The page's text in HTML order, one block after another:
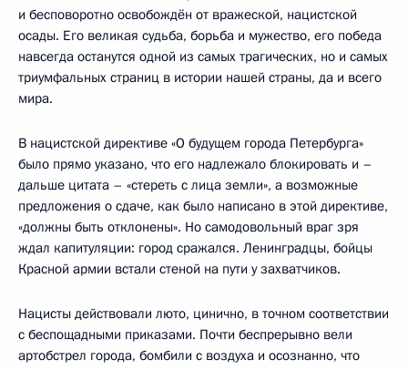
и бесповоротно освобождён от вражеской, нацистской
осады. Его великая судьба, борьба и мужество, его победа
навсегда останутся одной из самых трагических, но и самых
триумфальных страниц в истории нашей страны, да и всего
мира.
В нацистской директиве «О будущем города Петербурга»
было прямо указано, что его надлежало блокировать и –
дальше цитата – «стереть с лица земли», а возможные
предложения о сдаче, как было написано в этой директиве,
«должны быть отклонены». Но самодовольный враг зря
ждал капитуляции: город сражался. Ленинградцы, бойцы
Красной армии встали стеной на пути у захватчиков.
Нацисты действовали люто, цинично, в точном соответствии
с беспощадными приказами. Почти беспрерывно вели
артобстрел города, бомбили с воздуха и осознанно, что